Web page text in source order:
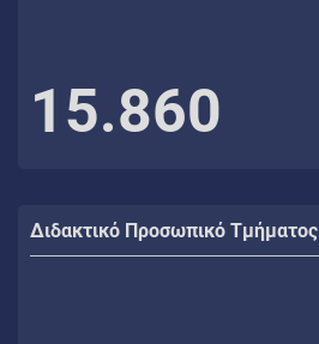
15.860
Διδακτικό Προσωπικό Τμήματος